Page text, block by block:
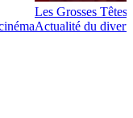
Les Grosses Têtes
Actualité du